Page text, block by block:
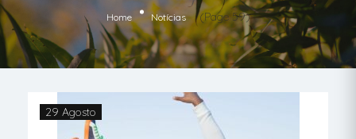
Home Notícias (Page 59)
29 Agosto